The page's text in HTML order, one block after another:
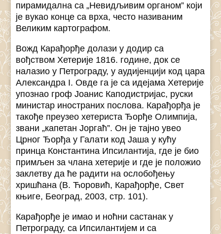
пирамидална са „Невидљивим органом” који
је вукао конце са врха, често називаним
Великим картографом.
Вожд Карађорђе долази у додир са
вођством Хетерије 1816. године, док се
налазио у Петрограду, у аудијенцији код цара
Александра I. Овде га је са идејама Хетерије
упознао гроф Јоанис Каподистријас, руски
министар иностраних послова. Карађорђа је
такође преузео хетериста Ђорђе Олимпија,
звани „капетан Јоргаћ”. Он је тајно увео
Црног Ђорђа у Галати код Јаша у кућу
принца Константина Ипсилантија, где је био
примљен за члана хетерије и где је положио
заклетву да ће радити на ослобођењу
хришћана (В. Ћоровић, Карађорђе, Свет
књиге, Београд, 2003, стр. 101).
Карађорђе је имао и ноћни састанак у
Петрограду, са Ипсилантијем и са